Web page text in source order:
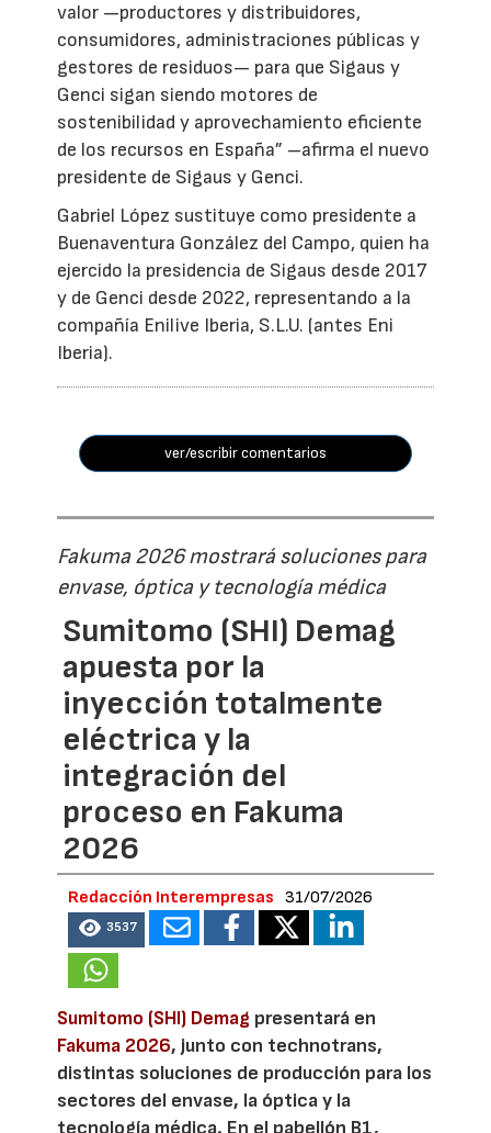
valor —productores y distribuidores,
consumidores, administraciones públicas y
gestores de residuos— para que Sigaus y
Genci sigan siendo motores de
sostenibilidad y aprovechamiento eficiente
de los recursos en España” –afirma el nuevo
presidente de Sigaus y Genci.
Gabriel López sustituye como presidente a
Buenaventura González del Campo, quien ha
ejercido la presidencia de Sigaus desde 2017
y de Genci desde 2022, representando a la
compañía Enilive Iberia, S.L.U. (antes Eni
Iberia).
ver/escribir comentarios
Fakuma 2026 mostrará soluciones para
envase, óptica y tecnología médica
Sumitomo (SHI) Demag
apuesta por la
inyección totalmente
eléctrica y la
integración del
proceso en Fakuma
2026
Redacción Interempresas 31/07/2026
3537
Sumitomo (SHI) Demag presentará en
Fakuma 2026, junto con technotrans,
distintas soluciones de producción para los
sectores del envase, la óptica y la
tecnología médica. En el pabellón B1,